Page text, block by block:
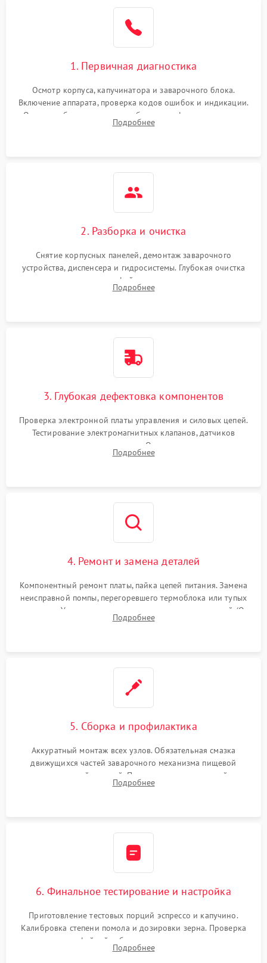
1. Первичная диагностика
Осмотр корпуса, капучинатора и заварочного блока.
Включение аппарата, проверка кодов ошибок и индикации.
Оценка работы помпы, термоблока и кофемолки на слух.
Измерение температуры и давления воды для выявления
Подробнее
2. Разборка и очистка
Снятие корпусных панелей, демонтаж заварочного
устройства, диспенсера и гидросистемы. Глубокая очистка
внутренних узлов от кофейных масел, жмыха и накипи.
Промывка дренажных каналов и фильтров с использованием
Подробнее
3. Глубокая дефектовка компонентов
Проверка электронной платы управления и силовых цепей.
Тестирование электромагнитных клапанов, датчиков
температуры и расходомера. Оценка степени износа
жерновов кофемолки, уплотнительных колец гидросистемы
Подробнее
4. Ремонт и замена деталей
Компонентный ремонт платы, пайка цепей питания. Замена
неисправной помпы, перегоревшего термоблока или тупых
жерновов. Установка новых силиконовых уплотнителей (O-
ring) и тефлоновых трубок для надежного устранения
Подробнее
5. Сборка и профилактика
Аккуратный монтаж всех узлов. Обязательная смазка
движущихся частей заварочного механизма пищевой
силиконовой смазкой. Проведение программной
декальцинации и очистки системы от кофейных масел.
Подробнее
6. Финальное тестирование и настройка
Приготовление тестовых порций эспрессо и капучино.
Калибровка степени помола и дозировки зерна. Проверка
плотности кофейной таблетки, температуры напитка и
качества молочной пены. Контроль отсутствия посторонних
Подробнее